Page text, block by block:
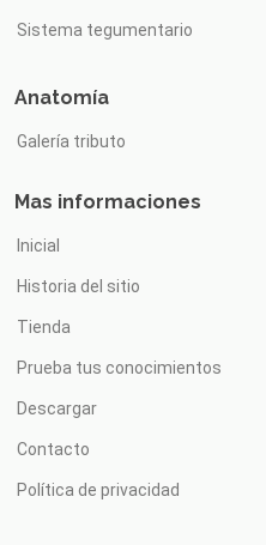
Sistema tegumentario
Anatomía
Galería tributo
Mas informaciones
Inicial
Historia del sitio
Tienda
Prueba tus conocimientos
Descargar
Contacto
Política de privacidad